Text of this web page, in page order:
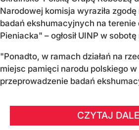
Narodowej komisja wyraziła
badań ekshumacyjnych na terenie
Pieniacka" – ogłosił UINP w
"Ponadto, w ramach działań na
miejsc pamięci narodu polskiego
przeprowadzenie badań
CZYTAJ